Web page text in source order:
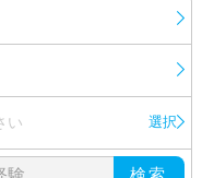
い 選択
検索